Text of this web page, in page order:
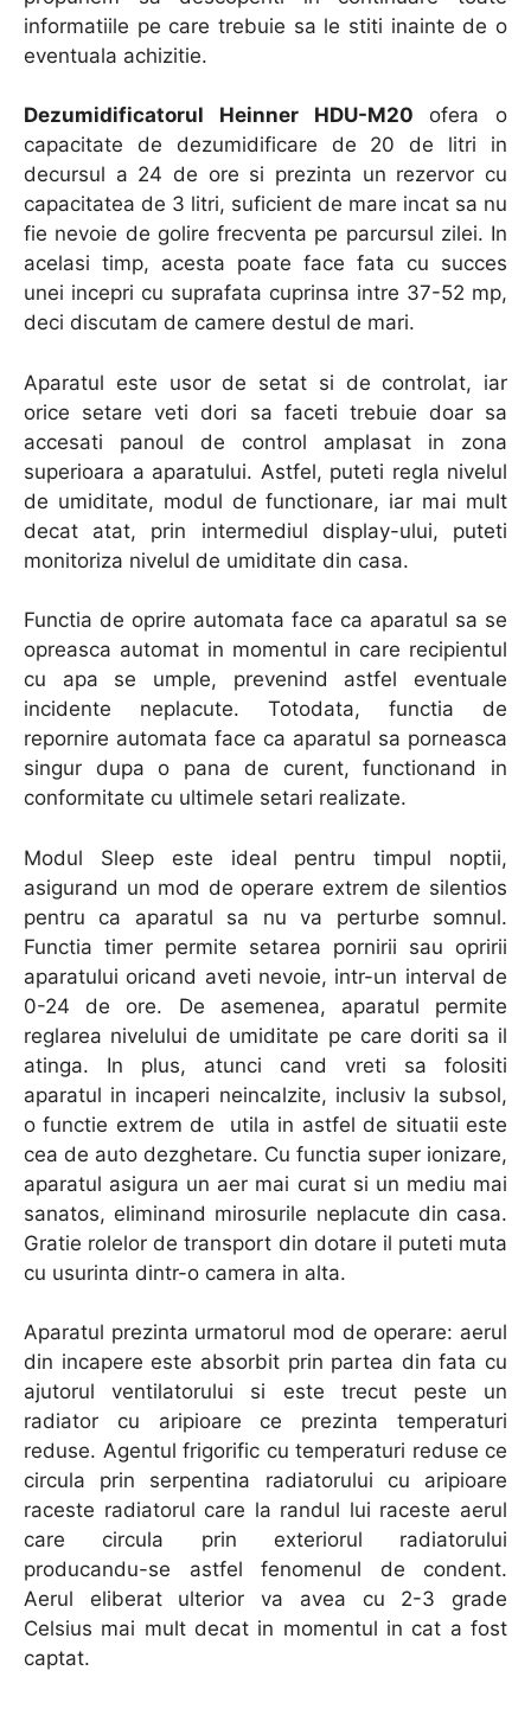
informatiile pe care trebuie sa le stiti inainte de o
eventuala achizitie.
Dezumidificatorul Heinner HDU-M20 ofera o
capacitate de dezumidificare de 20 de litri in
decursul a 24 de ore si prezinta un rezervor cu
capacitatea de 3 litri, suficient de mare incat sa nu
fie nevoie de golire frecventa pe parcursul zilei. In
acelasi timp, acesta poate face fata cu succes
unei incepri cu suprafata cuprinsa intre 37-52 mp,
deci discutam de camere destul de mari.
Aparatul este usor de setat si de controlat, iar
orice setare veti dori sa faceti trebuie doar sa
accesati panoul de control amplasat in zona
superioara a aparatului. Astfel, puteti regla nivelul
de umiditate, modul de functionare, iar mai mult
decat atat, prin intermediul display-ului, puteti
monitoriza nivelul de umiditate din casa.
Functia de oprire automata face ca aparatul sa se
opreasca automat in momentul in care recipientul
cu apa se umple, prevenind astfel eventuale
incidente neplacute. Totodata, functia de
repornire automata face ca aparatul sa porneasca
singur dupa o pana de curent, functionand in
conformitate cu ultimele setari realizate.
Modul Sleep este ideal pentru timpul noptii,
asigurand un mod de operare extrem de silentios
pentru ca aparatul sa nu va perturbe somnul.
Functia timer permite setarea pornirii sau opririi
aparatului oricand aveti nevoie, intr-un interval de
0-24 de ore. De asemenea, aparatul permite
reglarea nivelului de umiditate pe care doriti sa il
atinga. In plus, atunci cand vreti sa folositi
aparatul in incaperi neincalzite, inclusiv la subsol,
o functie extrem de utila in astfel de situatii este
cea de auto dezghetare. Cu functia super ionizare,
aparatul asigura un aer mai curat si un mediu mai
sanatos, eliminand mirosurile neplacute din casa.
Gratie rolelor de transport din dotare il puteti muta
cu usurinta dintr-o camera in alta.
Aparatul prezinta urmatorul mod de operare: aerul
din incapere este absorbit prin partea din fata cu
ajutorul ventilatorului si este trecut peste un
radiator cu aripioare ce prezinta temperaturi
reduse. Agentul frigorific cu temperaturi reduse ce
circula prin serpentina radiatorului cu aripioare
raceste radiatorul care la randul lui raceste aerul
care circula prin exteriorul radiatorului
producandu-se astfel fenomenul de condent.
Aerul eliberat ulterior va avea cu 2-3 grade
Celsius mai mult decat in momentul in cat a fost
captat.